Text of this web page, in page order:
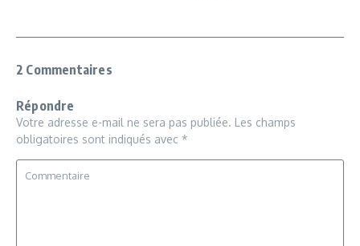
2 Commentaires
Répondre
Votre adresse e-mail ne sera pas publiée. Les champs
obligatoires sont indiqués avec *